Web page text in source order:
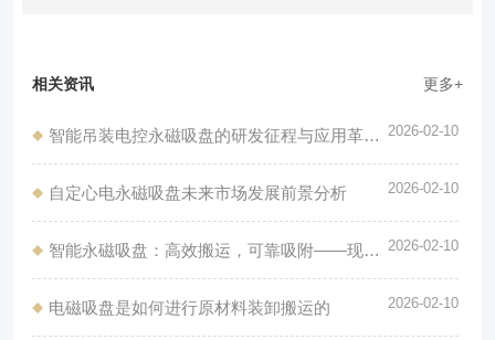
相关资讯 更多+
2026-02-10
智能吊装电控永磁吸盘的研发征程与应用革新：从磁力到智能
2026-02-10
自定心电永磁吸盘未来市场发展前景分析
2026-02-10
智能永磁吸盘：高效搬运，可靠吸附——现代化工业搬运的革命性解决方案
2026-02-10
电磁吸盘是如何进行原材料装卸搬运的